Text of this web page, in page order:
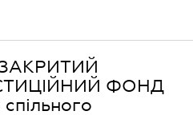
ФОНД